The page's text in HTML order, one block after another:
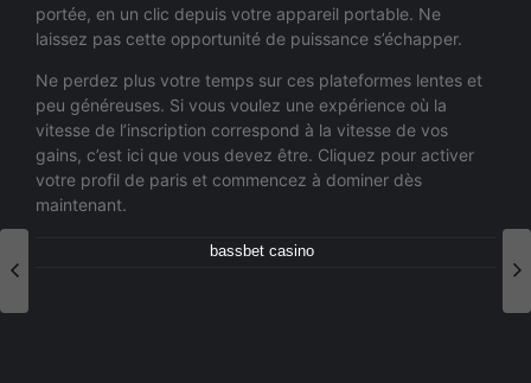
portée, en un clic depuis votre appareil portable. Ne
laissez pas cette opportunité de puissance s’échapper.
Ne perdez plus votre temps sur ces plateformes lentes et
peu généreuses. Si vous voulez une expérience où la
vitesse de l’inscription correspond à la vitesse de vos
gains, c’est ici que vous devez être. Cliquez pour activer
votre profil de paris et commencez à dominer dès
maintenant.
bassbet casino